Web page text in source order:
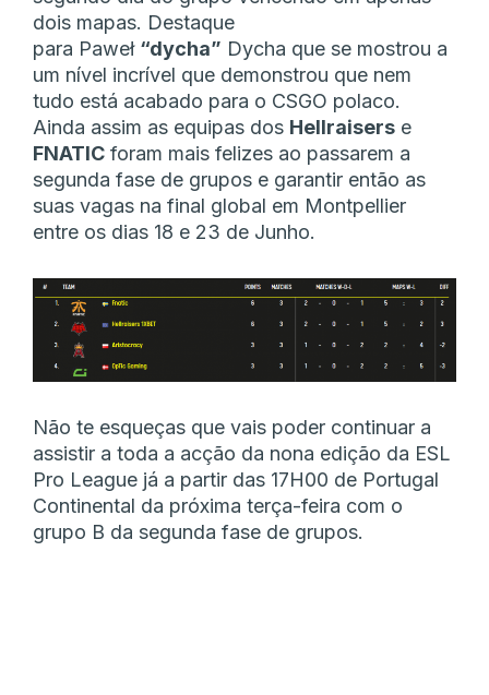
dois mapas. Destaque
para Paweł “dycha” Dycha que se mostrou a
um nível incrível que demonstrou que nem
tudo está acabado para o CSGO polaco.
Ainda assim as equipas dos Hellraisers e
FNATIC foram mais felizes ao passarem a
segunda fase de grupos e garantir então as
suas vagas na final global em Montpellier
entre os dias 18 e 23 de Junho.
Não te esqueças que vais poder continuar a
assistir a toda a acção da nona edição da ESL
Pro League já a partir das 17H00 de Portugal
Continental da próxima terça-feira com o
grupo B da segunda fase de grupos.